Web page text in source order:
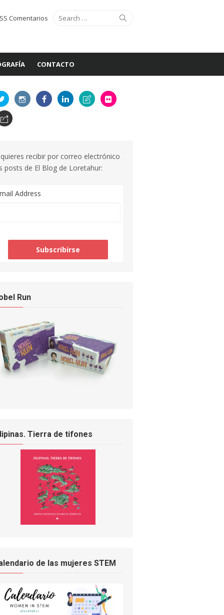
Search
for:
Comentarios
CONTACTO
recibir por correo electrónico
posts de El Blog de Loretahur:
Address
Run
Tierra de tifones
de las mujeres STEM